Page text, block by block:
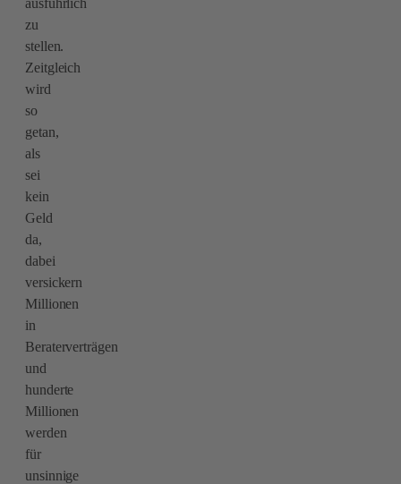
zu
stellen.
Zeitgleich
wird
so
getan,
als
sei
kein
Geld
da,
dabei
versickern
Millionen
in
Beraterverträgen
und
hunderte
Millionen
werden
für
unsinnige